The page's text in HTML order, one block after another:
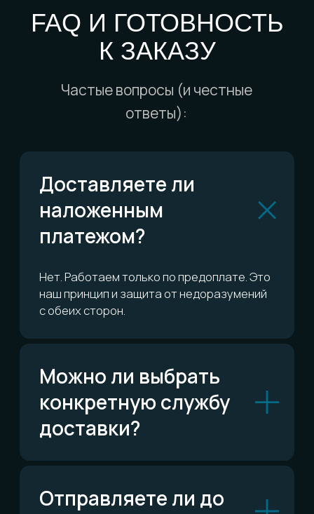
пункта выдачи?
А если меня не будет
дома?
Можно ли обменять
или вернуть?
стоит?
ОСТАЛИСЬ ВОПРОСЫ?
Telegram